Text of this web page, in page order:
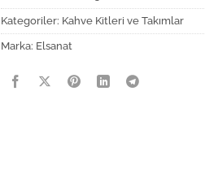
Kategoriler: Kahve Kitleri ve Takımlar
Marka: Elsanat